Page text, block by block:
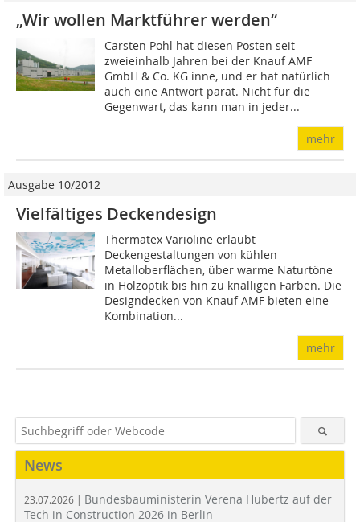
„Wir wollen Marktführer werden“
Carsten Pohl hat diesen Posten seit
zweieinhalb Jahren bei der Knauf AMF
GmbH & Co. KG inne, und er hat natürlich
auch eine Antwort parat. Nicht für die
Gegenwart, das kann man in jeder...
mehr
Ausgabe 10/2012
Vielfältiges Deckendesign
Thermatex Varioline erlaubt
Deckengestaltungen von kühlen
Metalloberflächen, über warme Naturtöne
in Holzoptik bis hin zu knalligen Farben. Die
Designdecken von Knauf AMF bieten eine
Kombination...
mehr
News
23.07.2026 | Bundesbauministerin Verena Hubertz auf der
Tech in Construction 2026 in Berlin